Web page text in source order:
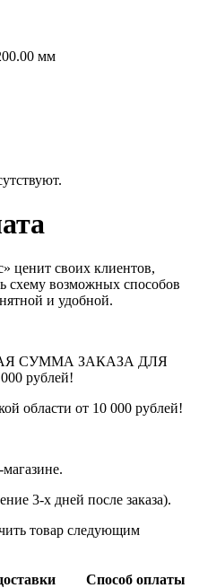
мм
своих клиентов,
схему возможных способов
и удобной.
СУММА ЗАКАЗА ДЛЯ
рублей!
области от 10 000 рублей!
3-х дней после заказа).
товар следующим
Способ оплаты